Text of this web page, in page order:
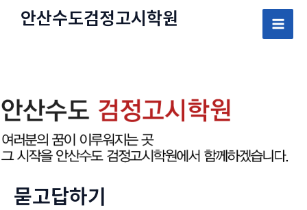
너
뛰
기
안산수도검정고시학원
Main
묻고답하기